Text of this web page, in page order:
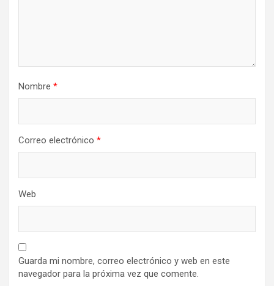
Nombre *
Correo electrónico *
Web
Guarda mi nombre, correo electrónico y web en este
navegador para la próxima vez que comente.